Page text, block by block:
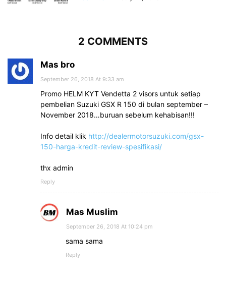
2 COMMENTS
Mas bro
September 26, 2018 At 9:33 am
Promo HELM KYT Vendetta 2 visors untuk setiap
pembelian Suzuki GSX R 150 di bulan september –
November 2018…buruan sebelum kehabisan!!!
Info detail klik http://dealermotorsuzuki.com/gsx-
150-harga-kredit-review-spesifikasi/
thx admin
Reply
Mas Muslim
September 26, 2018 At 10:24 pm
sama sama
Reply